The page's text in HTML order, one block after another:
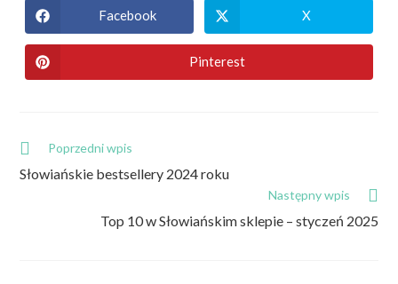
Facebook X
Pinterest
Poprzedni wpis
Słowiańskie bestsellery 2024 roku
Następny wpis
Top 10 w Słowiańskim sklepie – styczeń 2025